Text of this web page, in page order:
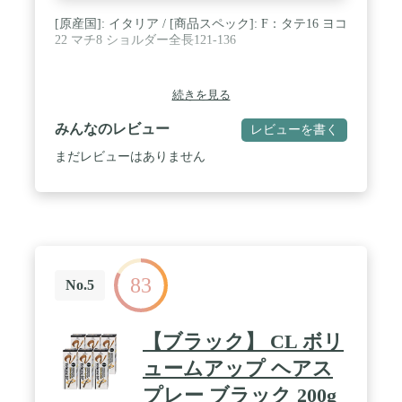
[原産国]: イタリア / [商品スペック]: F：タテ16 ヨコ
22 マチ8 ショルダー全長121-136
続きを見る
みんなのレビュー レビューを書く
まだレビューはありません
No.5 83
【ブラック】 CL ボリ
ュームアップ ヘアス
プレー ブラック 200g